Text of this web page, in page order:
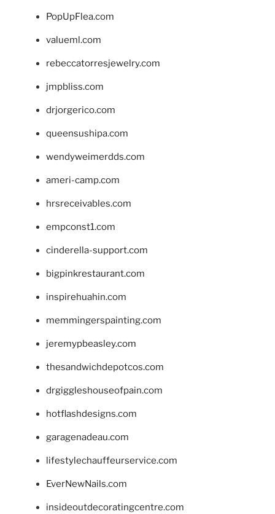
PopUpFlea.com
valueml.com
rebeccatorresjewelry.com
jmpbliss.com
drjorgerico.com
queensushipa.com
wendyweimerdds.com
ameri-camp.com
hrsreceivables.com
empconst1.com
cinderella-support.com
bigpinkrestaurant.com
inspirehuahin.com
memmingerspainting.com
jeremypbeasley.com
thesandwichdepotcos.com
drgiggleshouseofpain.com
hotflashdesigns.com
garagenadeau.com
lifestylechauffeurservice.com
EverNewNails.com
insideoutdecoratingcentre.com